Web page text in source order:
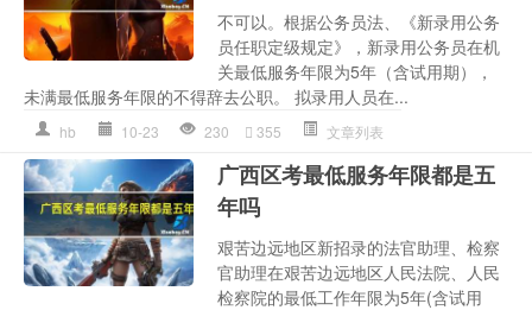
不可以。根据公务员法、《新录用公务
员任职定级规定》，新录用公务员在机
关最低服务年限为5年（含试用期），
未满最低服务年限的不得辞去公职。 拟录用人员在...
hb 10-23 230 355 文章列表
广西区考最低服务年限都是五
年吗
艰苦边远地区新招录的法官助理、检察
官助理在艰苦边远地区人民法院、人民
检察院的最低工作年限为5年(含试用